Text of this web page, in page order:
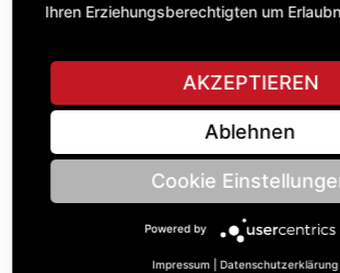
KETTENRÄdeR EINFACH 5/8“ | Zähnezahl
B: 25 | Länge C: 20 |
Ihren Erziehungsberechtigten um
AKZEPTIEREN
Ablehnen
Cookie
Powered by
Impressum Datenschutzerklärung